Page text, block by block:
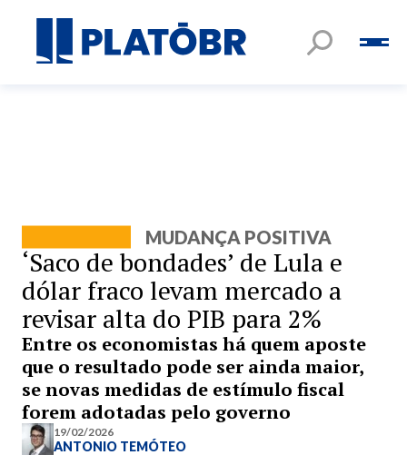
MUDANÇA POSITIVA
‘Saco de bondades’ de Lula e
dólar fraco levam mercado a
revisar alta do PIB para 2%
Entre os economistas há quem aposte
que o resultado pode ser ainda maior,
se novas medidas de estímulo fiscal
forem adotadas pelo governo
19/02/2026
ANTONIO TEMÓTEO